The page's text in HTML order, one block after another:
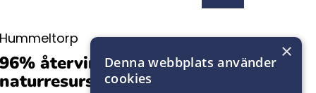
Hummeltorp
96% återvinning av
naturresurser
×
Denna webbplats använder
cookies